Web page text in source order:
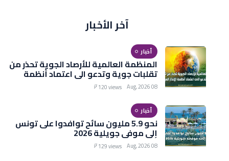
آخر الأخبار
أخبار
المنظمة العالمية للأرصاد الجوية تحذر من
تقلبات جوية وتدعو الى اعتماد أنظمة
الإنذار المبكر
08 Aug, 2026
120 views
أخبار
نحو 5.9 مليون سائح توافدوا على تونس
إلى موفى جويلية 2026
08 Aug, 2026
129 views